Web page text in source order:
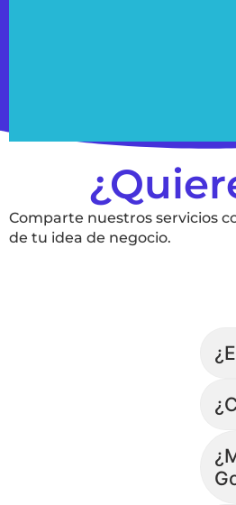
Comparte nuestros servicios
de tu idea de negocio.